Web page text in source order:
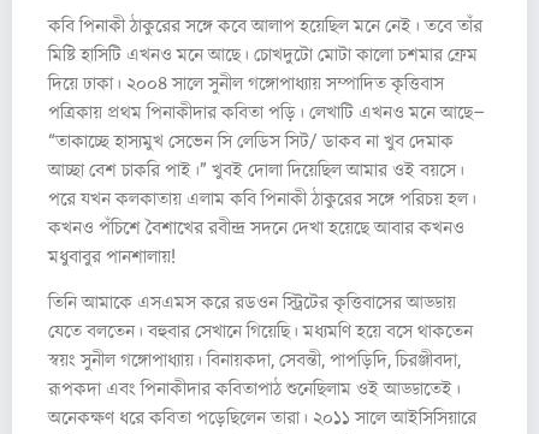
কবি পিনাকী ঠাকুরের সঙ্গে কবে আলাপ হয়েছিল মনে নেই। তবে তাঁর
মিষ্টি হাসিটি এখনও মনে আছে। চোখদুটো মোটা কালো চশমার ফ্রেম
দিয়ে ঢাকা। ২০০৪ সালে সুনীল গঙ্গোপাধ্যায় সম্পাদিত কৃত্তিবাস
পত্রিকায় প্রথম পিনাকীদার কবিতা পড়ি। লেখাটি এখনও মনে আছে–
“তাকাচ্ছে হাস্যমুখ সেভেন সি লেডিস সিট/ ডাকব না খুব দেমাক
আচ্ছা বেশ চাকরি পাই।” খুবই দোলা দিয়েছিল আমার ওই বয়সে।
পরে যখন কলকাতায় এলাম কবি পিনাকী ঠাকুরের সঙ্গে পরিচয় হল।
কখনও পঁচিশে বৈশাখের রবীন্দ্র সদনে দেখা হয়েছে আবার কখনও
মধুবাবুর পানশালায়!
তিনি আমাকে এসএমস করে রডওন স্ট্রিটের কৃত্তিবাসের আড্ডায়
যেতে বলতেন। বহুবার সেখানে গিয়েছি। মধ্যমণি হয়ে বসে থাকতেন
স্বয়ং সুনীল গঙ্গোপাধ্যায়। বিনায়কদা, সেবন্তী, পাপড়িদি, চিরঞ্জীবদা,
রূপকদা এবং পিনাকীদার কবিতাপাঠ শুনেছিলাম ওই আড্ডাতেই।
অনেকক্ষণ ধরে কবিতা পড়েছিলেন তারা। ২০১১ সালে আইসিসিয়ারে